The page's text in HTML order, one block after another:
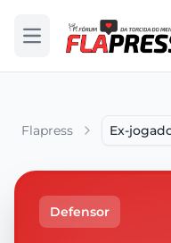
Abrir menu
Flapress Ex-
Defensor